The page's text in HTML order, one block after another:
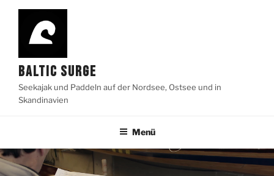
Zum
springen
BALTIC SURGE
Seekajak und Paddeln auf der Nordsee, Ostsee und in
Skandinavien
Menü